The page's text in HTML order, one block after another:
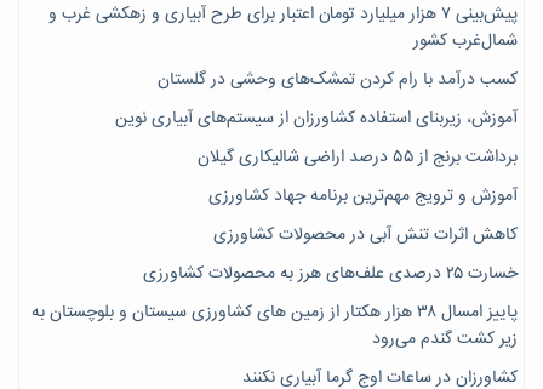
پیش‌بینی ۷‌ هزار میلیارد تومان اعتبار برای طرح آبیاری و زهکشی غرب و
شمال‌غرب کشور
کسب درآمد با رام کردن تمشک‌های وحشی در گلستان
آموزش، زیربنای استفاده کشاورزان از سیستم‌های آبیاری نوین
برداشت برنج از ۵۵ درصد اراضی شالیکاری گیلان
آموزش و ترویج مهم‌ترین برنامه جهاد کشاورزی
کاهش اثرات تنش آبی در محصولات کشاورزی
خسارت ۲۵ درصدی علف‌های هرز به محصولات کشاورزی
پاییز امسال ۳۸ هزار هکتار از زمین های کشاورزی سیستان و بلوچستان به
زیر کشت گندم می‌رود
کشاورزان در ساعات اوج گرما آبیاری نکنند